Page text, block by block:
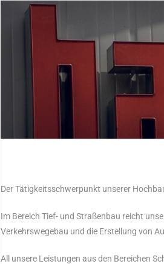
Der Tätigkeitsschwerpunkt unserer
Im Bereich Tief- und Straßenbau reicht
Verkehrswegebau und die Erstellung von
All unsere Leistungen aus den Bereichen